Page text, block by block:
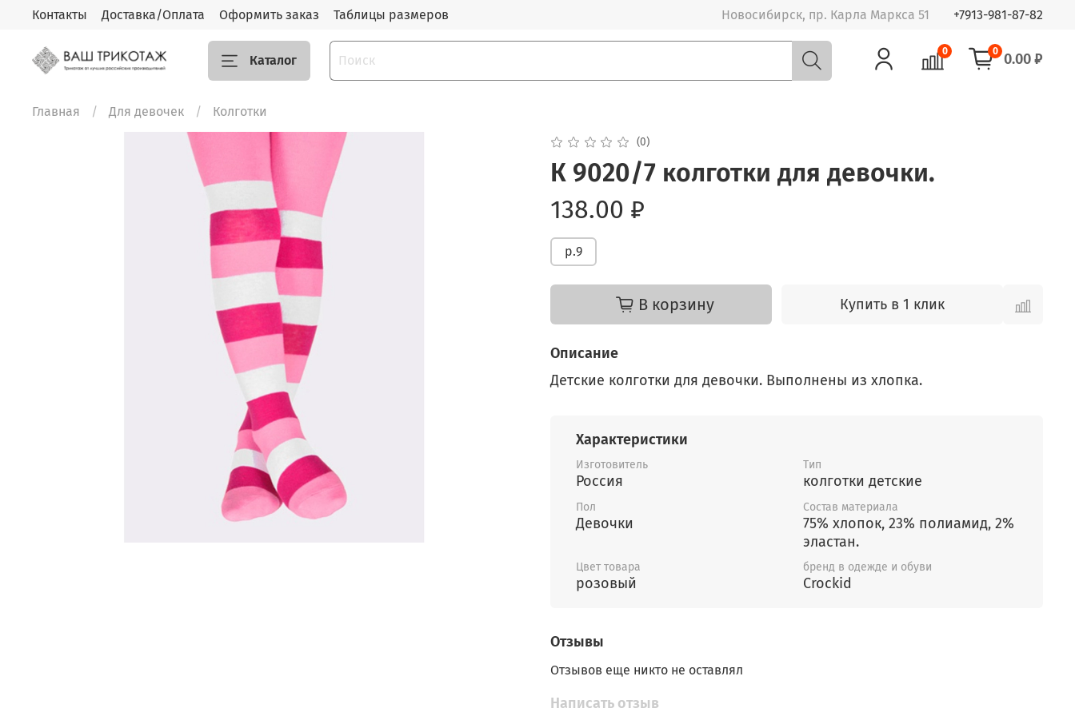
Контакты Доставка/Оплата Оформить заказ Таблицы размеров Новосибирск, пр. Карла Маркса 51 +7913-981-87-82
Каталог
0 0 0.00 ₽
Главная Для девочек Колготки
(0)
К 9020/7 колготки для девочки.
138.00 ₽
р.9
В корзину Купить в 1 клик
Описание
Детские колготки для девочки. Выполнены из хлопка.
Характеристики
Изготовитель
Россия
Тип
колготки детские
Пол
Девочки
Состав материала
75% хлопок, 23% полиамид, 2%
эластан.
Цвет товара
розовый
бренд в одежде и обуви
Crockid
Отзывы
Отзывов еще никто не оставлял
Написать отзыв